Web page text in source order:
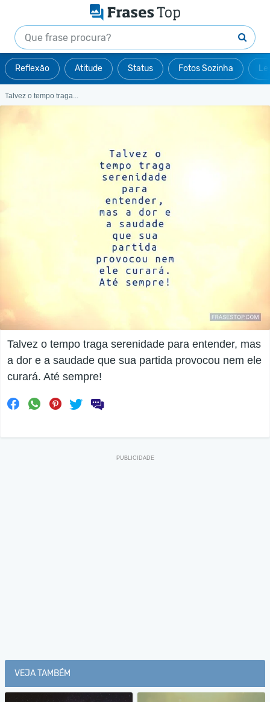
Reflexão Atitude Status Fotos Sozinha
Talvez o tempo traga...
Talvez o tempo traga serenidade para entender, mas
a dor e a saudade que sua partida provocou nem ele
curará. Até sempre!
VEJA TAMBÉM